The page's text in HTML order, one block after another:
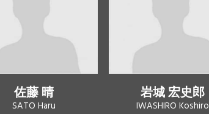
佐藤 晴
SATO Haru
岩城 宏史郎
IWASHIRO Koshiro